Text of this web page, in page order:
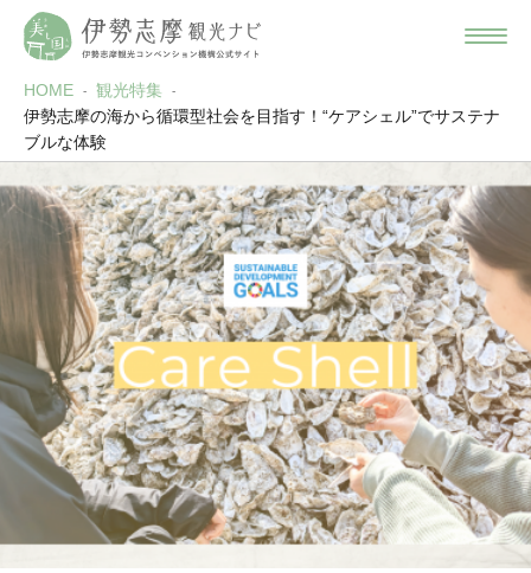
HOME
観光特集
伊勢志摩の海から循環型社会を目指す！“ケアシェル”でサステナ
ブルな体験